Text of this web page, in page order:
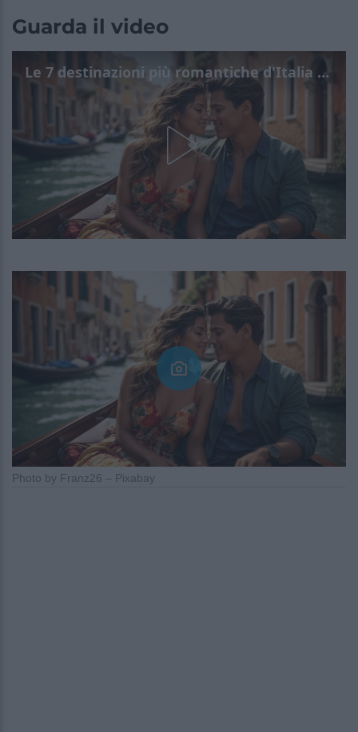
Guarda il video
Le 7 destinazioni più romantiche d'Italia per San Valentino 2025
Photo by Franz26 – Pixabay